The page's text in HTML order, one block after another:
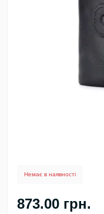
Немає в наявності
873.00 грн.